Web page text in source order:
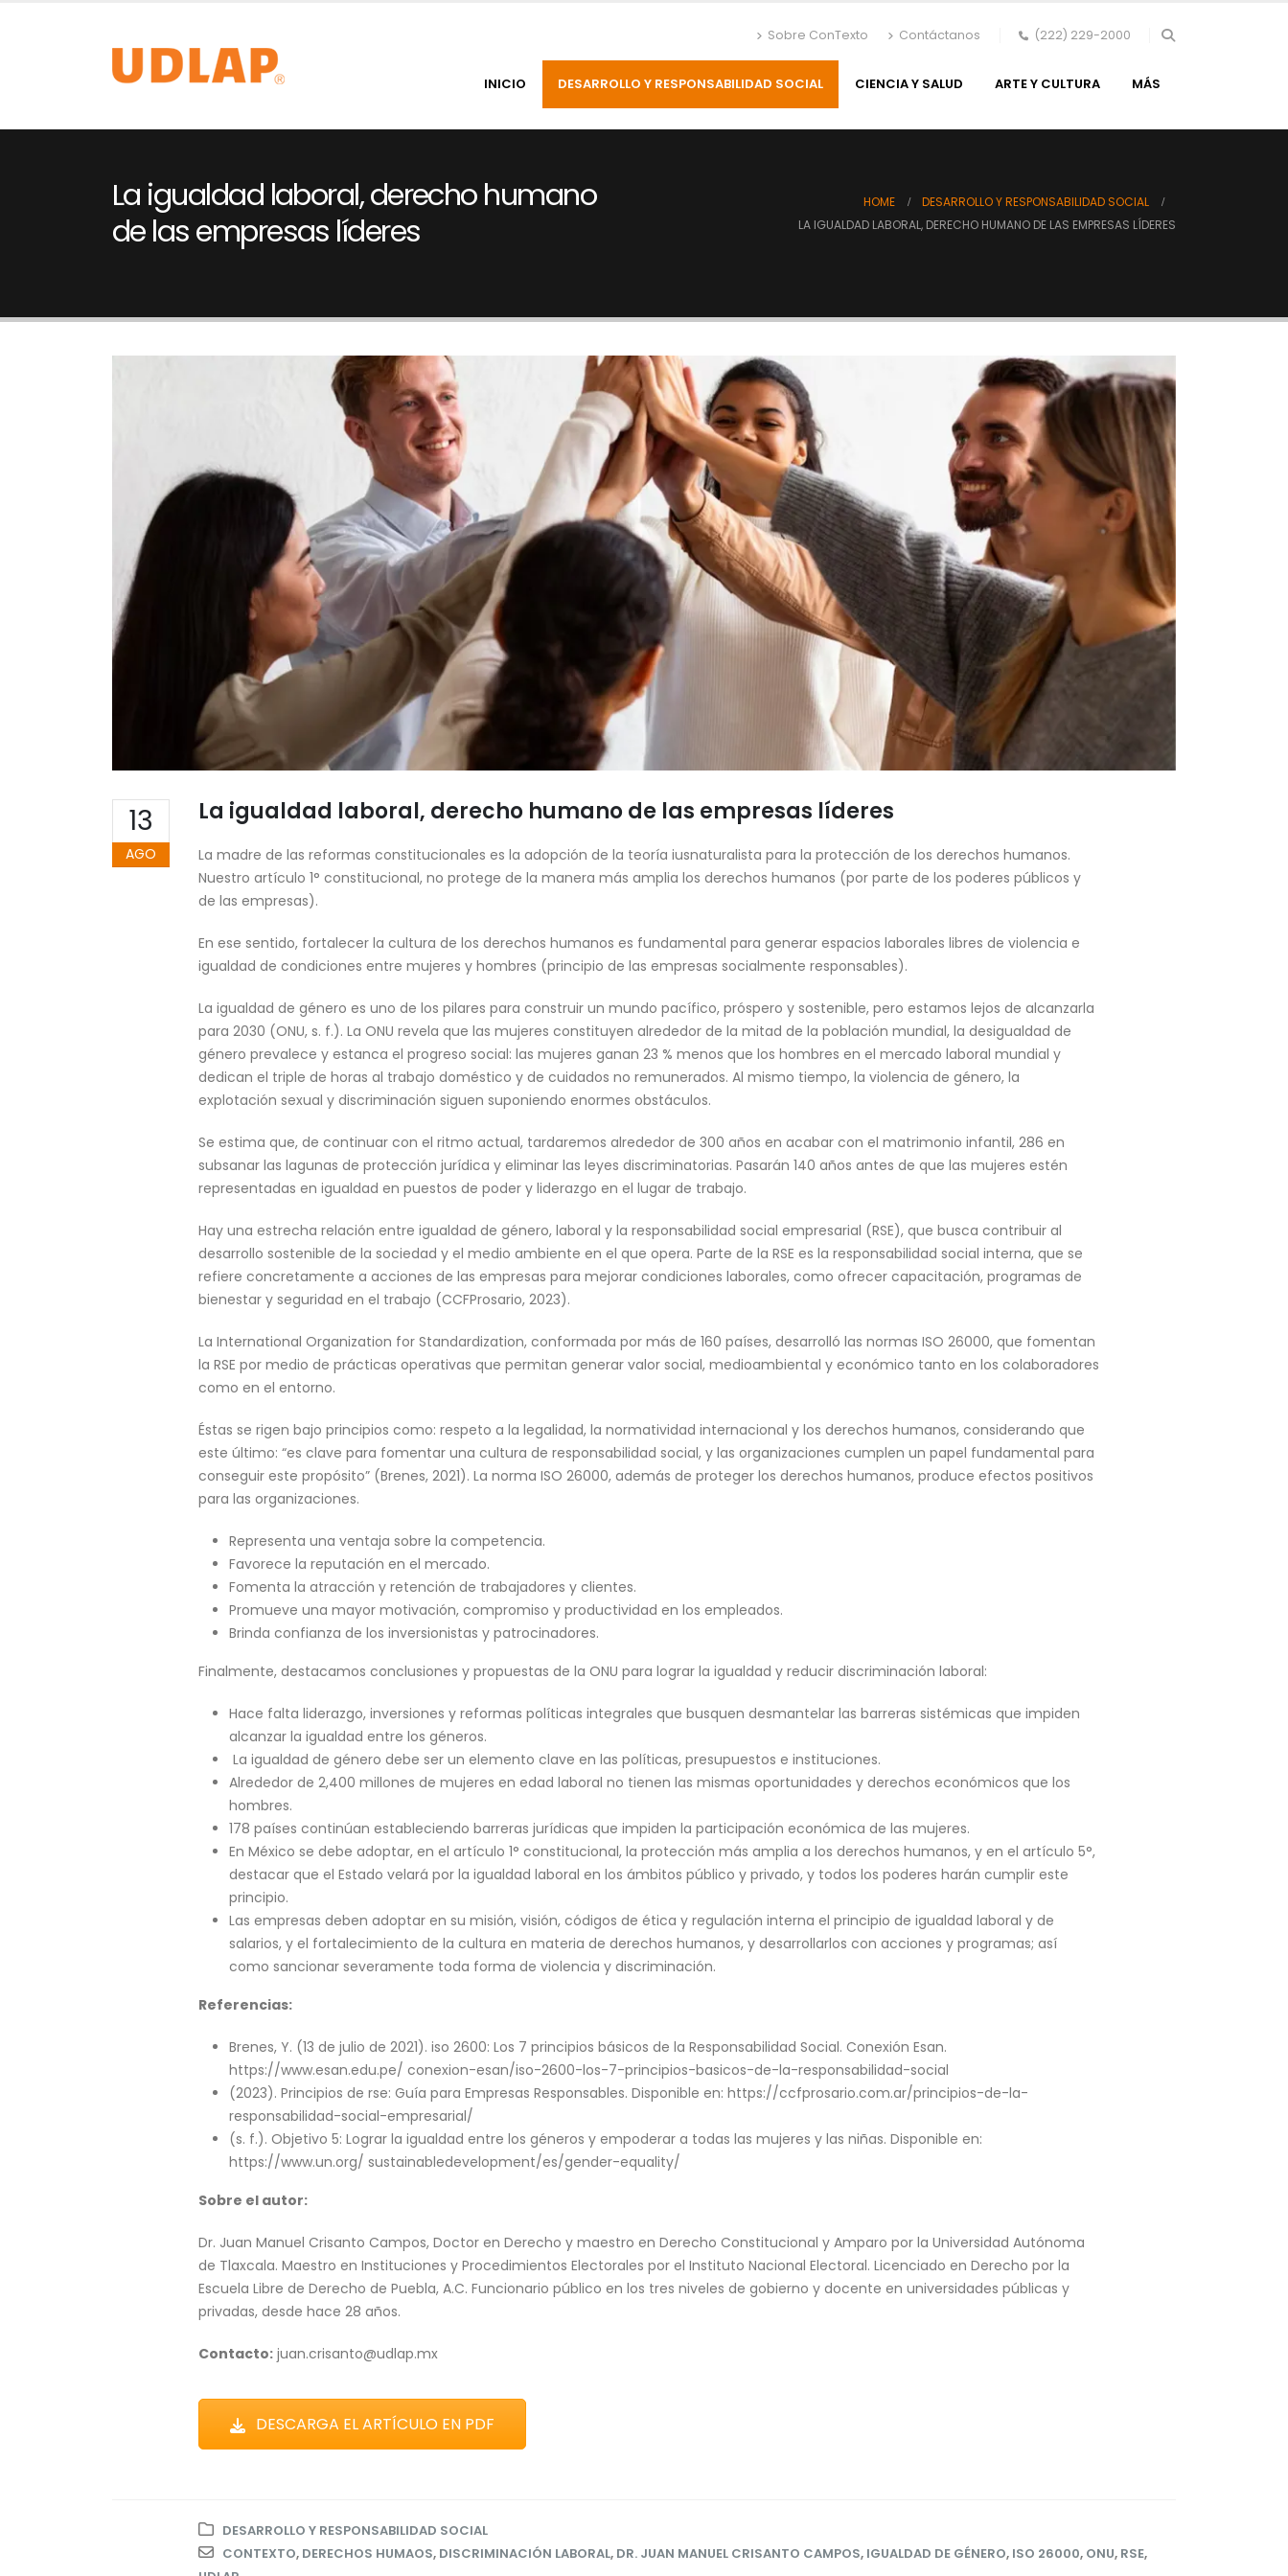
Sobre ConTexto Contáctanos (222) 229-2000
INICIO DESARROLLO Y RESPONSABILIDAD SOCIAL CIENCIA Y SALUD ARTE Y CULTURA MÁS
La igualdad laboral, derecho humano
de las empresas líderes
HOME
DESARROLLO Y RESPONSABILIDAD SOCIAL
LA IGUALDAD LABORAL, DERECHO HUMANO DE LAS EMPRESAS LÍDERES
13
AGO
La igualdad laboral, derecho humano de las empresas líderes
La madre de las reformas constitucionales es la adopción de la teoría iusnaturalista para la protección de los derechos humanos.
Nuestro artículo 1° constitucional, no protege de la manera más amplia los derechos humanos (por parte de los poderes públicos y
de las empresas).
En ese sentido, fortalecer la cultura de los derechos humanos es fundamental para generar espacios laborales libres de violencia e
igualdad de condiciones entre mujeres y hombres (principio de las empresas socialmente responsables).
La igualdad de género es uno de los pilares para construir un mundo pacífico, próspero y sostenible, pero estamos lejos de alcanzarla
para 2030 (ONU, s. f.). La ONU revela que las mujeres constituyen alrededor de la mitad de la población mundial, la desigualdad de
género prevalece y estanca el progreso social: las mujeres ganan 23 % menos que los hombres en el mercado laboral mundial y
dedican el triple de horas al trabajo doméstico y de cuidados no remunerados. Al mismo tiempo, la violencia de género, la
explotación sexual y discriminación siguen suponiendo enormes obstáculos.
Se estima que, de continuar con el ritmo actual, tardaremos alrededor de 300 años en acabar con el matrimonio infantil, 286 en
subsanar las lagunas de protección jurídica y eliminar las leyes discriminatorias. Pasarán 140 años antes de que las mujeres estén
representadas en igualdad en puestos de poder y liderazgo en el lugar de trabajo.
Hay una estrecha relación entre igualdad de género, laboral y la responsabilidad social empresarial (RSE), que busca contribuir al
desarrollo sostenible de la sociedad y el medio ambiente en el que opera. Parte de la RSE es la responsabilidad social interna, que se
refiere concretamente a acciones de las empresas para mejorar condiciones laborales, como ofrecer capacitación, programas de
bienestar y seguridad en el trabajo (CCFProsario, 2023).
La International Organization for Standardization, conformada por más de 160 países, desarrolló las normas ISO 26000, que fomentan
la RSE por medio de prácticas operativas que permitan generar valor social, medioambiental y económico tanto en los colaboradores
como en el entorno.
Éstas se rigen bajo principios como: respeto a la legalidad, la normatividad internacional y los derechos humanos, considerando que
este último: “es clave para fomentar una cultura de responsabilidad social, y las organizaciones cumplen un papel fundamental para
conseguir este propósito” (Brenes, 2021). La norma ISO 26000, además de proteger los derechos humanos, produce efectos positivos
para las organizaciones.
Representa una ventaja sobre la competencia.
Favorece la reputación en el mercado.
Fomenta la atracción y retención de trabajadores y clientes.
Promueve una mayor motivación, compromiso y productividad en los empleados.
Brinda confianza de los inversionistas y patrocinadores.
Finalmente, destacamos conclusiones y propuestas de la ONU para lograr la igualdad y reducir discriminación laboral:
Hace falta liderazgo, inversiones y reformas políticas integrales que busquen desmantelar las barreras sistémicas que impiden
alcanzar la igualdad entre los géneros.
La igualdad de género debe ser un elemento clave en las políticas, presupuestos e instituciones.
Alrededor de 2,400 millones de mujeres en edad laboral no tienen las mismas oportunidades y derechos económicos que los
hombres.
178 países continúan estableciendo barreras jurídicas que impiden la participación económica de las mujeres.
En México se debe adoptar, en el artículo 1° constitucional, la protección más amplia a los derechos humanos, y en el artículo 5°,
destacar que el Estado velará por la igualdad laboral en los ámbitos público y privado, y todos los poderes harán cumplir este
principio.
Las empresas deben adoptar en su misión, visión, códigos de ética y regulación interna el principio de igualdad laboral y de
salarios, y el fortalecimiento de la cultura en materia de derechos humanos, y desarrollarlos con acciones y programas; así
como sancionar severamente toda forma de violencia y discriminación.
Referencias:
Brenes, Y. (13 de julio de 2021). iso 2600: Los 7 principios básicos de la Responsabilidad Social. Conexión Esan.
https://www.esan.edu.pe/ conexion-esan/iso-2600-los-7-principios-basicos-de-la-responsabilidad-social
(2023). Principios de rse: Guía para Empresas Responsables. Disponible en: https://ccfprosario.com.ar/principios-de-la-
responsabilidad-social-empresarial/
(s. f.). Objetivo 5: Lograr la igualdad entre los géneros y empoderar a todas las mujeres y las niñas. Disponible en:
https://www.un.org/ sustainabledevelopment/es/gender-equality/
Sobre el autor:
Dr. Juan Manuel Crisanto Campos, Doctor en Derecho y maestro en Derecho Constitucional y Amparo por la Universidad Autónoma
de Tlaxcala. Maestro en Instituciones y Procedimientos Electorales por el Instituto Nacional Electoral. Licenciado en Derecho por la
Escuela Libre de Derecho de Puebla, A.C. Funcionario público en los tres niveles de gobierno y docente en universidades públicas y
privadas, desde hace 28 años.
Contacto: juan.crisanto@udlap.mx
DESCARGA EL ARTÍCULO EN PDF
DESARROLLO Y RESPONSABILIDAD SOCIAL
CONTEXTO, DERECHOS HUMAOS, DISCRIMINACIÓN LABORAL, DR. JUAN MANUEL CRISANTO CAMPOS, IGUALDAD DE GÉNERO, ISO 26000, ONU, RSE,